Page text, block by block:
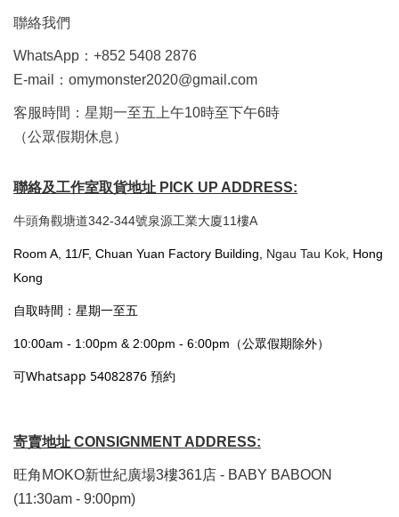
聯絡我們
WhatsApp：+852 5408 2876
E-mail：omymonster2020@gmail.com
客服時間：星期一至五上午10時至下午6時
（公眾假期休息）
聯絡及工作室取貨地址 PICK UP ADDRESS:
牛頭角觀塘道342-344號泉源工業大廈11樓A
Room A, 11/F, Chuan Yuan Factory Building, Ngau Tau Kok , Hong
Kong
自取時間：星期一至五
10:00am - 1:00pm & 2:00pm - 6:00pm（公眾假期除外）
可Whatsapp 54082876 預約
寄賣地址 CONSIGNMENT ADDRESS:
旺角MOKO新世紀廣場3樓361店 - BABY BABOON
(11:30am - 9:00pm)